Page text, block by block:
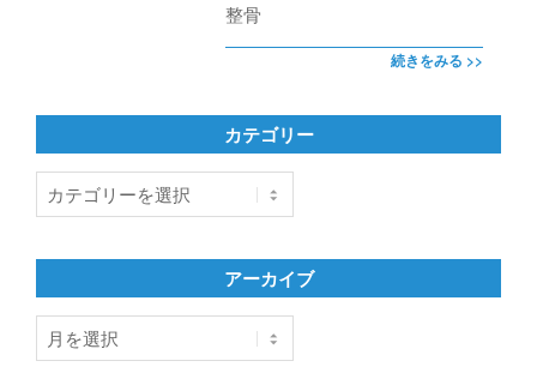
整骨
続きをみる >>
カテゴリー
テ
リ
アーカイブ
ア
ー